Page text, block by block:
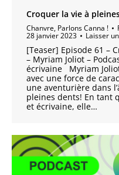
Croquer la vie à
Chanvre, Parlons Canna !
28 janvier 2023 Laisser
[Teaser] Episode 61 –
– Myriam Joliot –
écrivaine Myriam
avec une force de
une aventurière dans
pleines dents! En tant
et écrivaine, elle…